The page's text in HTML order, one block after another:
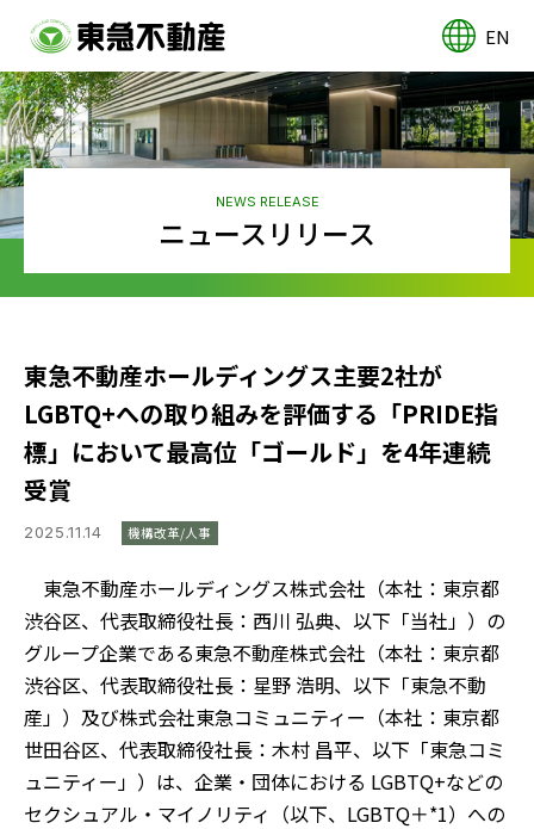
EN
NEWS RELEASE
ニュースリリース
東急不動産ホールディングス主要2社が
LGBTQ+への取り組みを評価する「PRIDE指
標」において最高位「ゴールド」を4年連続
受賞
2025.11.14 機構改革/人事
東急不動産ホールディングス株式会社（本社：東京都
渋谷区、代表取締役社長：西川 弘典、以下「当社」）の
グループ企業である東急不動産株式会社（本社：東京都
渋谷区、代表取締役社長：星野 浩明、以下「東急不動
産」）及び株式会社東急コミュニティー（本社：東京都
世田谷区、代表取締役社長：木村 昌平、以下「東急コミ
ュニティー」）は、企業・団体における LGBTQ+などの
セクシュアル・マイノリティ（以下、LGBTQ＋*1）への